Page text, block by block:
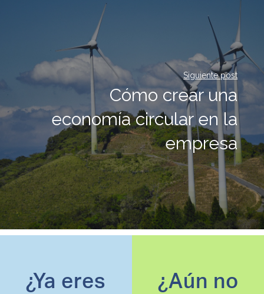
Siguiente post
Cómo crear una
economía circular en la
empresa
¿Ya eres
¿Aún no